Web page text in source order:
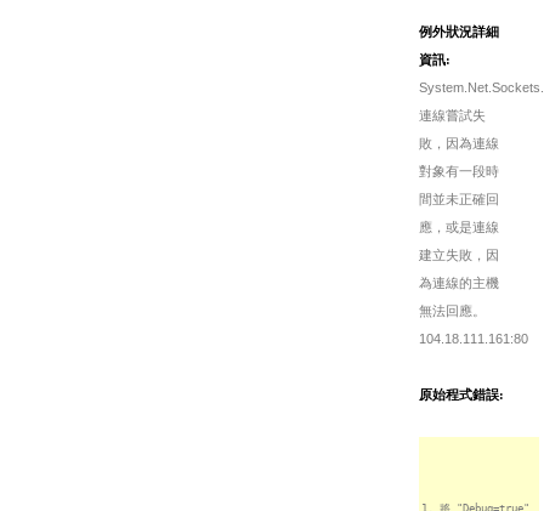
例外狀況詳細
資訊:
連線嘗試失
敗，因為連線
對象有一段時
間並未正確回
應，或是連線
建立失敗，因
為連線的主機
無法回應。
104.18.111.161:80
原始程式錯誤:
1. 將 "Debug=true"